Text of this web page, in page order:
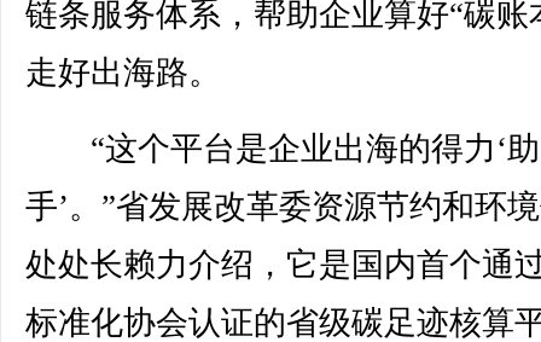
链条服务体系，帮助企业算好“碳账
走好出海路。
“这个平台是企业出海的得力‘助
手’。”省发展改革委资源节约和环
处处长赖力介绍，它是国内首个通
标准化协会认证的省级碳足迹核算